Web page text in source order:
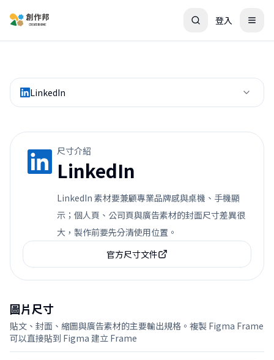
登入
LinkedIn
尺寸介紹
LinkedIn
LinkedIn 素材要兼顧專業品牌感與桌機、手機顯
示；個人頁、公司頁與廣告素材的封面尺寸差異很
大，製作前要先分清使用位置。
官方尺寸文件
圖片尺寸
貼文、封面、縮圖與廣告素材的主要輸出規格。複製 Figma Frame
可以直接貼到 Figma 建立 Frame